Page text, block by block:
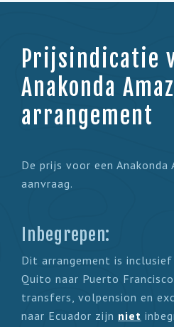
Prijsindicatie
Anakonda
arrangement
De prijs voor een Anakonda
aanvraag.
Inbegrepen:
Dit arrangement is
Quito naar Puerto
transfers, volpension en
naar Ecuador zijn niet